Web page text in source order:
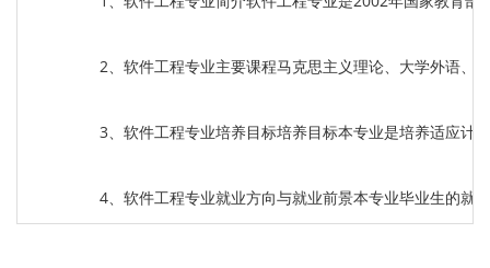
2、软件工程专业主要课程马克思主义理论、大学外语、
3、软件工程专业培养目标培养目标本专业是培养适应计
4、软件工程专业就业方向与就业前景本专业毕业生的就